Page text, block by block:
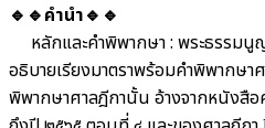
🔹🔹คำนำ🔹🔹
หลักและคำพิพากษา : พระธรรมนู
อธิบายเรียงมาตราพร้อมคำพิพากษา
พิพากษาศาลฎีกานั้น อ้างจากหนังสื